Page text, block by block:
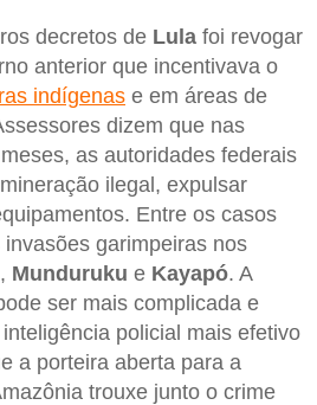
decretos de Lula foi revogar
anterior que incentivava o
indígenas e em áreas de
dizem que nas
as autoridades federais
ilegal, expulsar
Entre os casos
garimpeiras nos
, Munduruku e Kayapó. A
ser mais complicada e
policial mais efetivo
a porteira aberta para a
trouxe junto o crime